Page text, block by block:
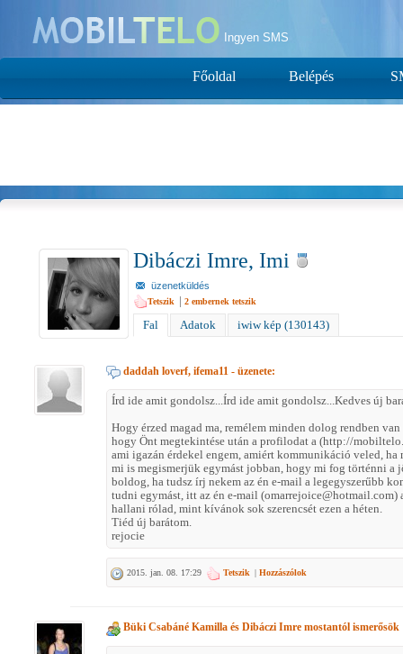
Ingyen SMS
Dibáczi Imre, Imi
üzenetküldés
Tetszik | 2 embernek tetszik
Fal Adatok iwiw kép (130143)
daddah loverf, ifema11 - üzenete:
Írd ide amit gondolsz...Írd ide amit gondolsz...Kedves új
Hogy érzed magad ma, remélem minden dolog rendben
hogy Önt megtekintése után a profilodat a (http://
ami igazán érdekel engem, amiért kommunikáció veled, ha
mi is megismerjük egymást jobban, hogy mi fog történni a
boldog, ha tudsz írj nekem az én e-mail a legegyszerűbb
tudni egymást, itt az én e-mail (omarrejoice@hotmail.com)
hallani rólad, mint kívánok sok szerencsét ezen a héten.
Tiéd új barátom.
rejocie
2015. jan. 08. 17:29 Tetszik | Hozzászólok
Büki Csabáné Kamilla és Dibáczi Imre mostantól ismerősök
Főoldal Belépés